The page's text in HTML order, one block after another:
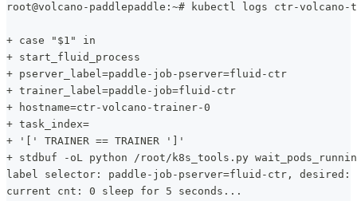
root@volcano-paddlepaddle:~# kubectl logs ctr-
+ case "$1" in
+ start_fluid_process
+ pserver_label=paddle-job-pserver=fluid-ctr
+ trainer_label=paddle-job=fluid-ctr
+ hostname=ctr-volcano-trainer-0
+ task_index=
+ '[' TRAINER == TRAINER ']'
+ stdbuf -oL python /root/k8s_tools.py
label selector: paddle-job-pserver=fluid-ctr, desired:
current cnt: 0 sleep for 5 seconds...